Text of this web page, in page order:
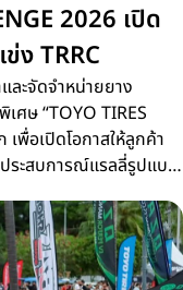
2026 เปิด
ง TRRC
ละจัดจำหน่ายยาง
ศษ “TOYO TIRES
เพื่อเปิดโอกาสให้ลูกค้า
ระสบการณ์แรลลี่รูปแบบ
ลลี่ทางฝุ่นชิงแชมป์